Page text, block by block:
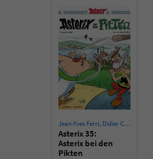
Jean-Yves Ferri, Didier Conrad
Asterix 35:
Asterix bei den
Pikten